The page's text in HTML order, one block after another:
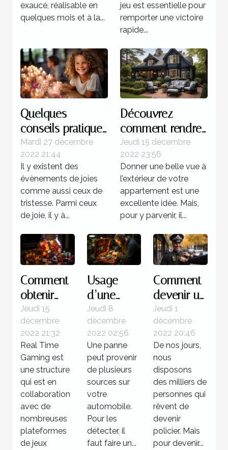
exaucé, réalisable en
quelques mois et à la...
jeu est essentielle pour
remporter une victoire
rapide...
Quelques
conseils pratiques
pour réussir
l'organisation d'un
anniversaire
Mardi 27 décembre
2022 21:44
Il y existent des
évènements de joies
comme aussi ceux de
tristesse. Parmi ceux
de joie, il y à...
Découvrez
comment rendre
magnifique
l’extérieur de
votre maison
Jeudi 15 décembre
2022 23:56
Donner une belle vue à
l’extérieur de votre
appartement est une
excellente idée. Mais,
pour y parvenir, il...
Comment
obtenir
des
jackpots
sur Real
Time
Gaming ?
Jeudi 15
décembre
2022 21:32
Real Time
Gaming est
une structure
qui est en
collaboration
avec de
nombreuses
plateformes
de jeux
Usage
d’une
valise
diagnostic
: Quelle
utilité pour
votre
voiture ?
Jeudi 8
décembre
2022 02:56
Une panne
peut provenir
de plusieurs
sources sur
votre
automobile.
Pour les
détecter, il
faut faire un...
Comment
devenir un
policier ?
Jeudi 1
décembre
2022 20:46
De nos jours,
nous
disposons
des milliers de
personnes qui
rêvent de
devenir
policier. Mais
pour devenir...